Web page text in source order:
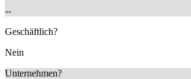
--
Geschäftlich?
Nein
Unternehmen?